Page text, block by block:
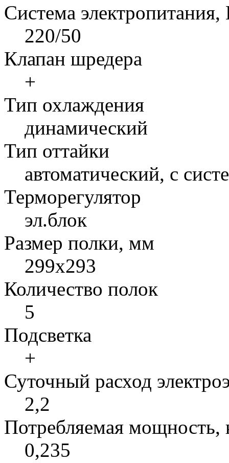
Система
220/50
Клапан шредера
+
Тип охлаждения
динамический
Тип оттайки
автоматический, с
Терморегулятор
эл.блок
Размер полки, мм
299х293
Количество полок
5
Подсветка
+
Суточный расход
2,2
Потребляемая мощность,
0,235